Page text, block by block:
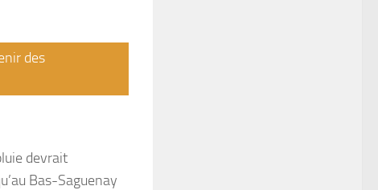
des
devrait
Bas-Saguenay